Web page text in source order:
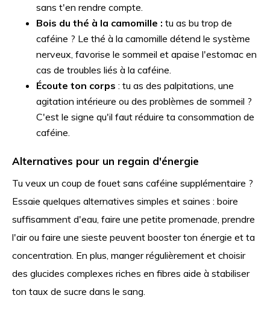
sans t'en rendre compte.
Bois du thé à la camomille : tu as bu trop de
caféine ? Le thé à la camomille détend le système
nerveux, favorise le sommeil et apaise l'estomac en
cas de troubles liés à la caféine.
Écoute ton corps : tu as des palpitations, une
agitation intérieure ou des problèmes de sommeil ?
C'est le signe qu'il faut réduire ta consommation de
caféine.
Alternatives pour un regain d'énergie
Tu veux un coup de fouet sans caféine supplémentaire ?
Essaie quelques alternatives simples et saines : boire
suffisamment d'eau, faire une petite promenade, prendre
l'air ou faire une sieste peuvent booster ton énergie et ta
concentration. En plus, manger régulièrement et choisir
des glucides complexes riches en fibres aide à stabiliser
ton taux de sucre dans le sang.